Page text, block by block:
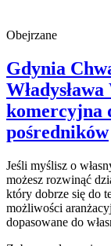
Obejrzane
Gdynia
komercyjna
pośredników
Jeśli myślisz o
możesz rozwinąć
który dobrze się do
możliwości
dopasowane do